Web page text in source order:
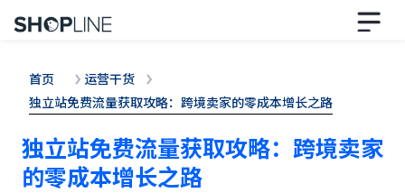
首页
运营干货
独立站免费流量获取攻略：跨境卖家的零成本增长之路
独立站免费流量获取攻略：跨境卖家
的零成本增长之路